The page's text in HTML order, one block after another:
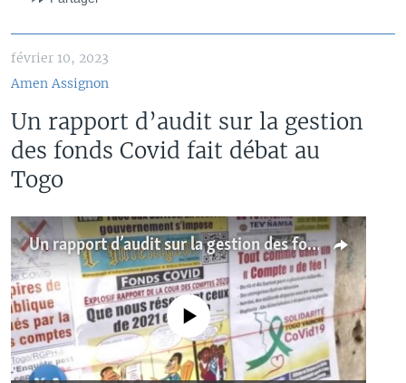
février 10, 2023
Amen Assignon
Un rapport d’audit sur la gestion
des fonds Covid fait débat au
Togo
Un rapport d’audit sur la gestion des fonds Covid fait débat au Togo
No media source currently available